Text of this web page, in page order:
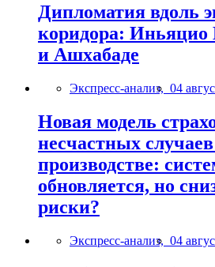
Дипломатия вдоль
коридора: Иньяцио
и Ашхабаде
Экспресс-анализ, 04
Новая модель
несчастных
производстве:
обновляется, но
риски?
Экспресс-анализ, 04